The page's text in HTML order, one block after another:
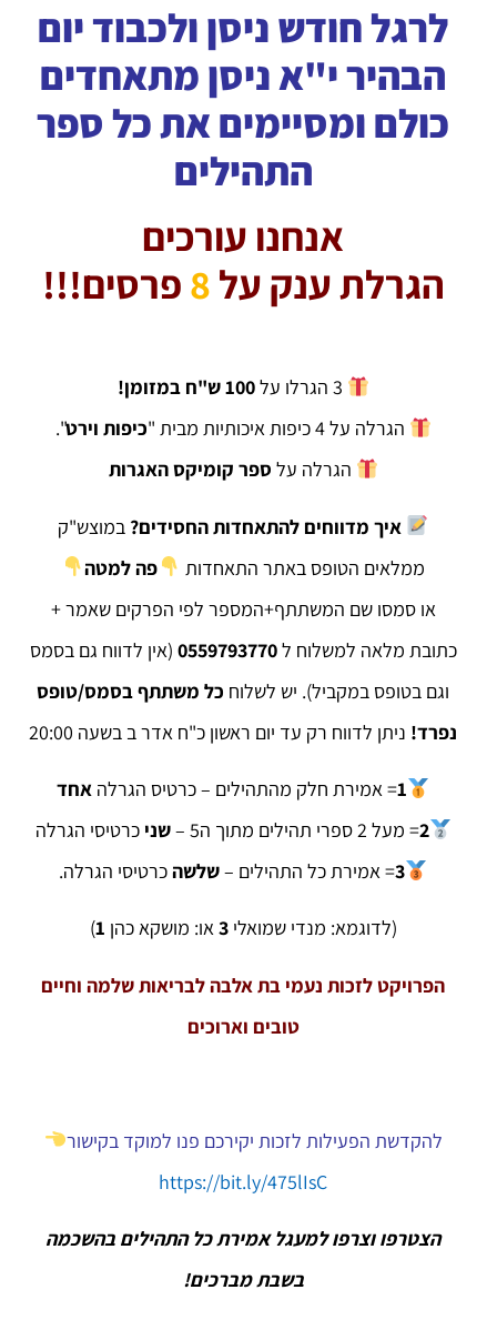
לרגל חודש ניסן ולכבוד יום
הבהיר י"א ניסן מתאחדים
כולם ומסיימים את כל ספר
התהילים
אנחנו עורכים
הגרלת ענק על8פרסים!!!
100 ש"ח במזומן!
הגרלה על 4 כיפות איכותיות מבית "
כיפות וירט".
הגרלה על ספר קומיקס האגרות
איך מדווחים להתאחדות החסידים? במוצש"ק
ממלאים הטופס באתר התאחדות
פה למטה
או סמסו שם המשתתף+המספר לפי הפרקים שאמר +
כתובת מלאה למשלוח ל0559793770 (אין לדווח גם בסמס
וגם בטופס במקביל). יש לשלוח כל משתתף בסמס/טופס
נפרד! ניתן לדווח רק עד יום ראשון כ"ח אדר ב בשעה 20:00
1= אמירת חלק מהתהילים – כרטיס הגרלה אחד
2= מעל 2 ספרי תהילים מתוך ה5 – שני כרטיסי הגרלה
3= אמירת ‏כל התהילים –שלשהכרטיסי הגרלה.
(לדוגמא: מנדי שמואלי3או: מושקא כהן 1
)
הפרויקט לזכות נעמי בת אלבה לבריאות שלמה וחיים
טובים וארוכים
להקדשת הפעילות לזכות יקירכם פנו למוקד בקישור
https://bit.ly/475lIsC
הצטרפו וצרפו למעגל אמירת כל התהילים בהשכמה
בשבת מברכים!